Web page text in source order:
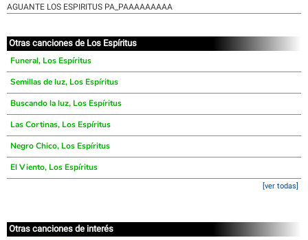
AGUANTE LOS ESPIRITUS PA_PAAAAAAAAA
Otras canciones de Los Espíritus
Funeral, Los Espíritus
Semillas de luz, Los Espíritus
Buscando la luz, Los Espíritus
Las Cortinas, Los Espíritus
Negro Chico, Los Espíritus
El Viento, Los Espíritus
[ver todas]
Otras canciones de interés